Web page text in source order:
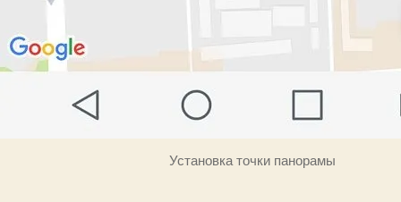
Установка точки панорамы